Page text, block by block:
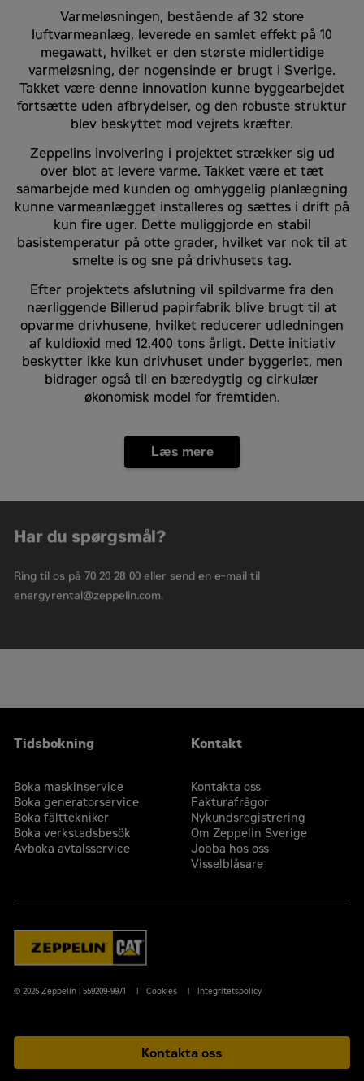
Varmeløsningen, bestående af 32 store
luftvarmeanlæg, leverede en samlet effekt på 10
megawatt, hvilket er den største midlertidige
varmeløsning, der nogensinde er brugt i Sverige.
Takket være denne innovation kunne byggearbejdet
fortsætte uden afbrydelser, og den robuste struktur
blev beskyttet mod vejrets kræfter.
Zeppelins involvering i projektet strækker sig ud
over blot at levere varme. Takket være et tæt
samarbejde med kunden og omhyggelig planlægning
kunne varmeanlægget installeres og sættes i drift på
kun fire uger. Dette muliggjorde en stabil
basistemperatur på otte grader, hvilket var nok til at
smelte is og sne på drivhusets tag.
Efter projektets afslutning vil spildvarme fra den
nærliggende Billerud papirfabrik blive brugt til at
opvarme drivhusene, hvilket reducerer udledningen
af ​​kuldioxid med 12.400 tons årligt. Dette initiativ
beskytter ikke kun drivhuset under byggeriet, men
bidrager også til en bæredygtig og cirkulær
økonomisk model for fremtiden.
Læs mere
Har du spørgsmål?
Ring til os på 70 20 28 00 eller send en e-mail til
energyrental@zeppelin.com.
Tidsbokning
Boka maskinservice
Boka generatorservice
Boka fälttekniker
Boka verkstadsbesök
Avboka avtalsservice
Kontakt
Kontakta oss
Fakturafrågor
Nykundsregistrering
Om Zeppelin Sverige
Jobba hos oss
Visselblåsare
© 2025 Zeppelin | 559209-9971 Cookies Integritetspolicy
Kontakta oss